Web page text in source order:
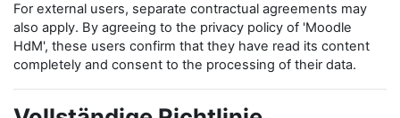
For external users, separate contractual agreements may
also apply. By agreeing to the privacy policy of 'Moodle
HdM', these users confirm that they have read its content
completely and consent to the processing of their data.